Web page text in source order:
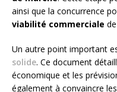
ainsi que la concurrence
viabilité commerciale
Un autre point important
solide. Ce document
économique et les
également à convaincre